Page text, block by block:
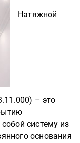
Натяжной
– это
систему из
основания